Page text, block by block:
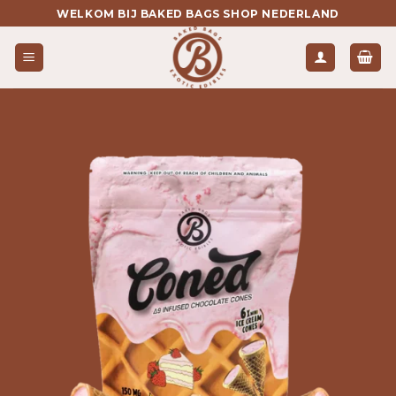
naar
inhoud
WELKOM BIJ BAKED BAGS SHOP NEDERLAND